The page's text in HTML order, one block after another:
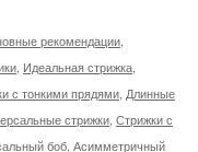
рекомендации
Идеальная стрижка
с тонкими прядями Длинные
стрижки Стрижки с
боб Асимметричный